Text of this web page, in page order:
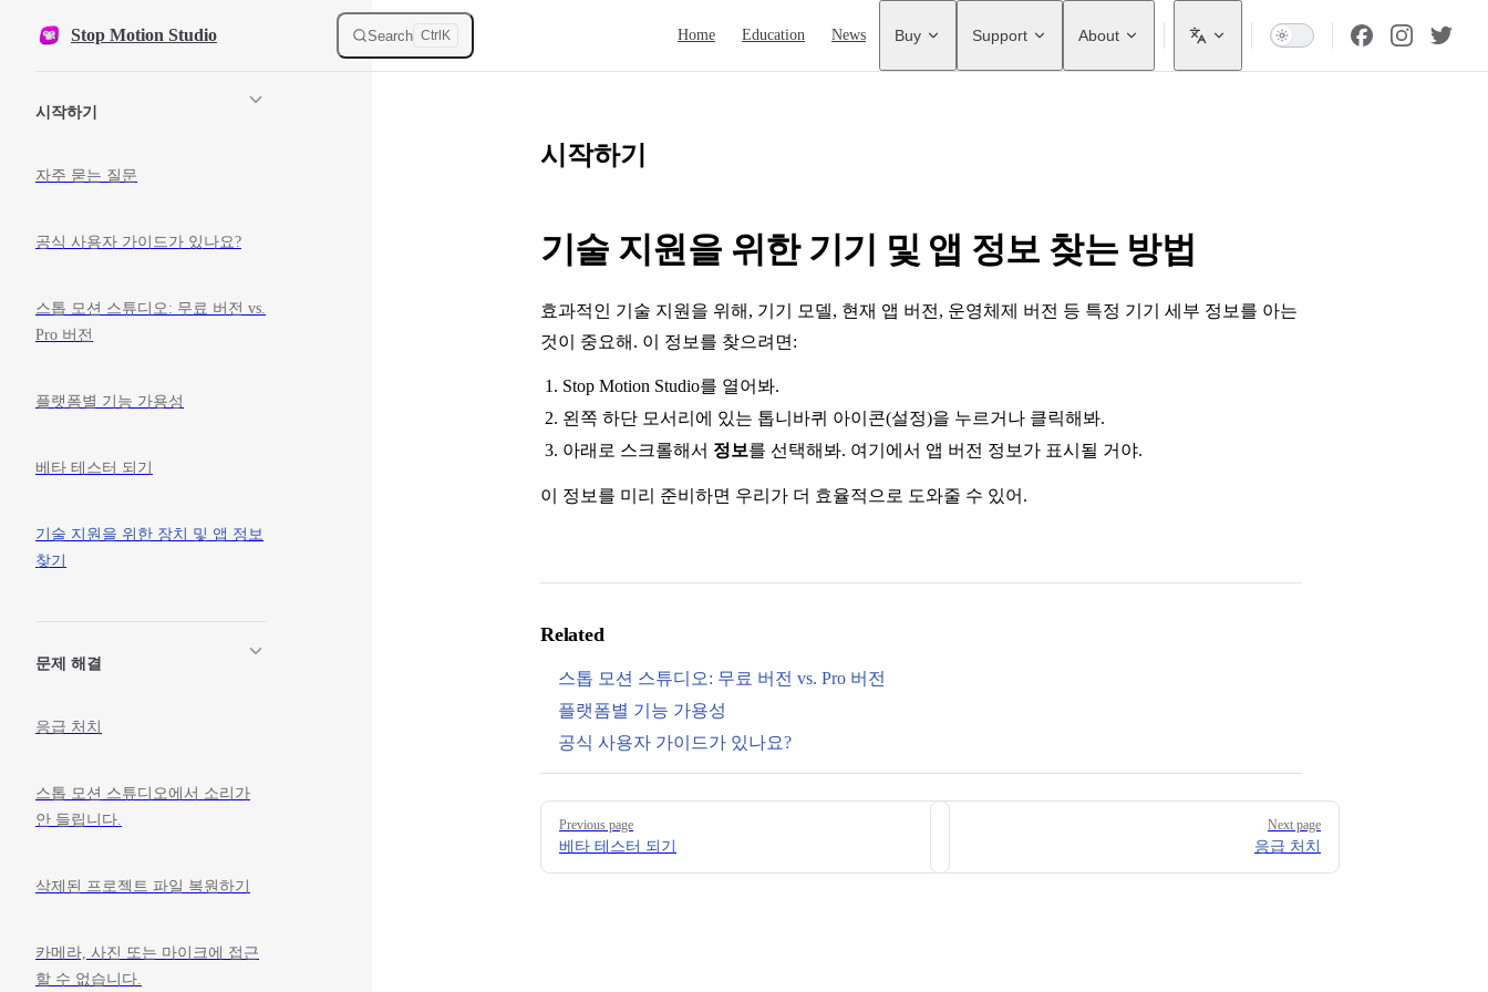
Skip to content
Stop Motion Studio Search Ctrl K Home Education News Buy Support About
시작하기
자주 묻는 질문
공식 사용자 가이드가 있나요?
스톱 모션 스튜디오: 무료 버전 vs.
Pro 버전
플랫폼별 기능 가용성
베타 테스터 되기
기술 지원을 위한 장치 및 앱 정보
찾기
문제 해결
응급 처치
스톱 모션 스튜디오에서 소리가
안 들립니다.
삭제된 프로젝트 파일 복원하기
카메라, 사진 또는 마이크에 접근
할 수 없습니다.
시작하기
기술 지원을 위한 기기 및 앱 정보 찾는 방법
효과적인 기술 지원을 위해, 기기 모델, 현재 앱 버전, 운영체제 버전 등 특정 기기 세부 정보를 아는
것이 중요해. 이 정보를 찾으려면:
Stop Motion Studio를 열어봐.
왼쪽 하단 모서리에 있는 톱니바퀴 아이콘(설정)을 누르거나 클릭해봐.
아래로 스크롤해서 정보를 선택해봐. 여기에서 앱 버전 정보가 표시될 거야.
이 정보를 미리 준비하면 우리가 더 효율적으로 도와줄 수 있어.
Related
스톱 모션 스튜디오: 무료 버전 vs. Pro 버전
플랫폼별 기능 가용성
공식 사용자 가이드가 있나요?
Pager
Previous page
베타 테스터 되기
Next page
응급 처치